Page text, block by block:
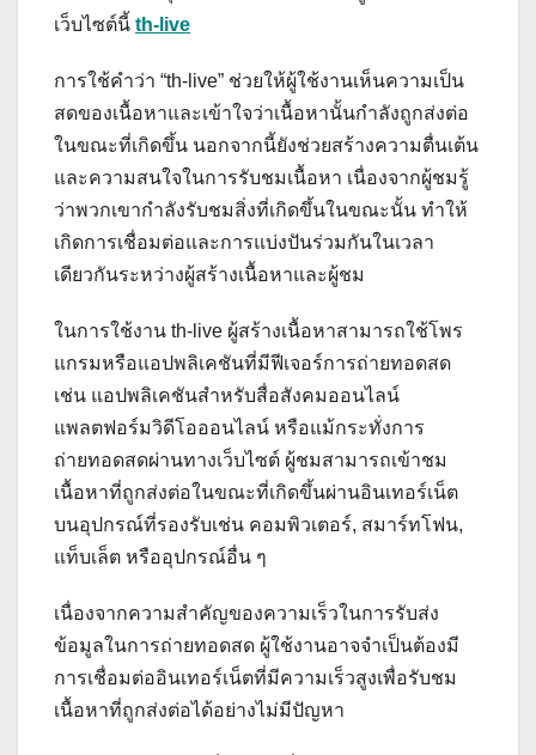
เว็บไซต์นี้ th-live
การใช้คำว่า “th-live” ช่วยให้ผู้ใช้งานเห็นความเป็น
สดของเนื้อหาและเข้าใจว่าเนื้อหานั้นกำลังถูกส่งต่อ
ในขณะที่เกิดขึ้น นอกจากนี้ยังช่วยสร้างความตื่นเต้น
และความสนใจในการรับชมเนื้อหา เนื่องจากผู้ชมรู้
ว่าพวกเขากำลังรับชมสิ่งที่เกิดขึ้นในขณะนั้น ทำให้
เกิดการเชื่อมต่อและการแบ่งปันร่วมกันในเวลา
เดียวกันระหว่างผู้สร้างเนื้อหาและผู้ชม
ในการใช้งาน th-live ผู้สร้างเนื้อหาสามารถใช้โพร
แกรมหรือแอปพลิเคชันที่มีฟีเจอร์การถ่ายทอดสด
เช่น แอปพลิเคชันสำหรับสื่อสังคมออนไลน์
แพลตฟอร์มวิดีโอออนไลน์ หรือแม้กระทั่งการ
ถ่ายทอดสดผ่านทางเว็บไซต์ ผู้ชมสามารถเข้าชม
เนื้อหาที่ถูกส่งต่อในขณะที่เกิดขึ้นผ่านอินเทอร์เน็ต
บนอุปกรณ์ที่รองรับเช่น คอมพิวเตอร์, สมาร์ทโฟน,
แท็บเล็ต หรืออุปกรณ์อื่น ๆ
เนื่องจากความสำคัญของความเร็วในการรับส่ง
ข้อมูลในการถ่ายทอดสด ผู้ใช้งานอาจจำเป็นต้องมี
การเชื่อมต่ออินเทอร์เน็ตที่มีความเร็วสูงเพื่อรับชม
เนื้อหาที่ถูกส่งต่อได้อย่างไม่มีปัญหา